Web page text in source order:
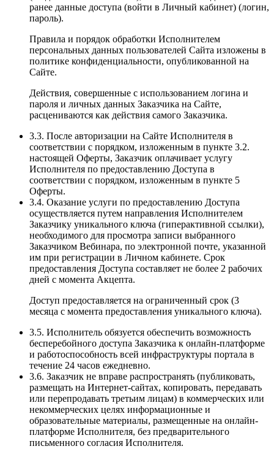
ранее данные доступа (войти в Личный кабинет) (логин,
пароль).
Правила и порядок обработки Исполнителем
персональных данных пользователей Сайта изложены в
политике конфиденциальности, опубликованной на
Сайте.
Действия, совершенные с использованием логина и
пароля и личных данных Заказчика на Сайте,
расцениваются как действия самого Заказчика.
3.3. После авторизации на Сайте Исполнителя в
соответствии с порядком, изложенным в пункте 3.2.
настоящей Оферты, Заказчик оплачивает услугу
Исполнителя по предоставлению Доступа в
соответствии с порядком, изложенным в пункте 5
Оферты.
3.4. Оказание услуги по предоставлению Доступа
осуществляется путем направления Исполнителем
Заказчику уникального ключа (гиперактивной ссылки),
необходимого для просмотра записи выбранного
Заказчиком Вебинара, по электронной почте, указанной
им при регистрации в Личном кабинете. Срок
предоставления Доступа составляет не более 2 рабочих
дней с момента Акцепта.
Доступ предоставляется на ограниченный срок (3
месяца с момента предоставления уникального ключа).
3.5. Исполнитель обязуется обеспечить возможность
бесперебойного доступа Заказчика к онлайн-платформе
и работоспособность всей инфраструктуры портала в
течение 24 часов ежедневно.
3.6. Заказчик не вправе распространять (публиковать,
размещать на Интернет-сайтах, копировать, передавать
или перепродавать третьим лицам) в коммерческих или
некоммерческих целях информационные и
образовательные материалы, размещенные на онлайн-
платформе Исполнителя, без предварительного
письменного согласия Исполнителя.